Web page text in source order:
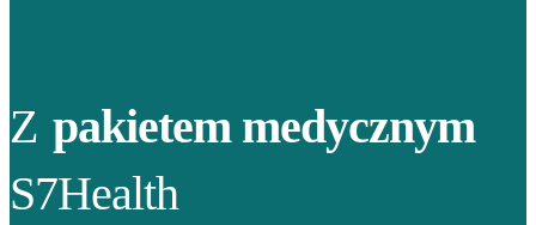
Z pakietem medycznym
S7Health